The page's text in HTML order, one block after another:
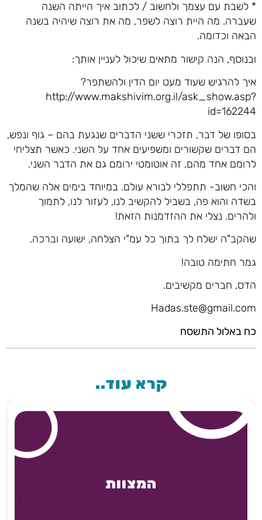
* לשבת עם עצמך ולחשוב / לכתוב איך הייתה השנה
שעברה. מה היית רוצה לשפר, מה את רוצה שיהיה בשנה
הבאה וכדומה.
ובנוסף, הנה קישור מתאים שיכול לעניין אותך:
איך להרגיש שעוד מעט יום הדין ולהשתפר?
http://www.makshivim.org.il/ask_show.asp?
id=162244
בסופו של דבר, תזכרי ששני הדברים שנגעת בהם – גוף ונפש,
הם דברים שקשורים ומשפיעים אחד על השני. כאשר תצליחי
לרומם אחד מהם, זה אוטומטי ירומם גם את הדבר השני.
והכי חשוב- תתפללי לבורא עולם. במיוחד בימים אלה שהמלך
בשדה והוא פה, בשביל להקשיב לנו, לעזור לנו, לתמוך
ולהרים. נצלי את ההזדמנות הזאת!
שהקב"ה ישלח לך בתוך כל עמ"י הצלחה, ישועה וברכה.
גמר חתימה טובה!
הדס, חברים מקשיבים.
Hadas.ste@gmail.com
כח באלול התשסח
קרא עוד..
המצוות